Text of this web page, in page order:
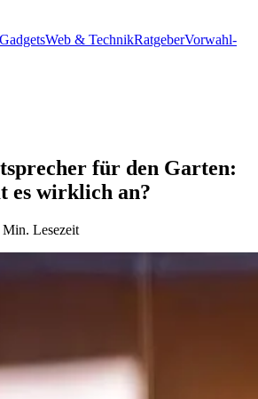
GadgetsWeb & TechnikRatgeberVorwahl-
für den Garten:
es wirklich an?
Min. Lesezeit